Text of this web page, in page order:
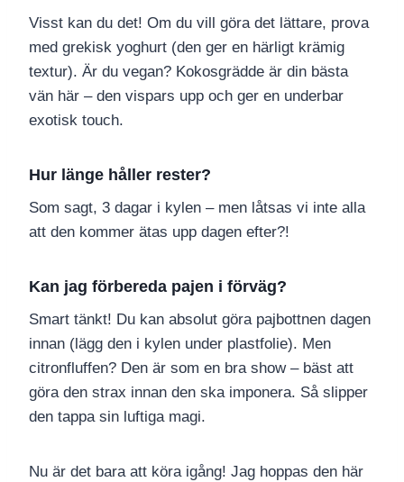
Visst kan du det! Om du vill göra det lättare, prova
med grekisk yoghurt (den ger en härligt krämig
textur). Är du vegan? Kokosgrädde är din bästa
vän här – den vispars upp och ger en underbar
exotisk touch.
Hur länge håller rester?
Som sagt, 3 dagar i kylen – men låtsas vi inte alla
att den kommer ätas upp dagen efter?!
Kan jag förbereda pajen i förväg?
Smart tänkt! Du kan absolut göra pajbottnen dagen
innan (lägg den i kylen under plastfolie). Men
citronfluffen? Den är som en bra show – bäst att
göra den strax innan den ska imponera. Så slipper
den tappa sin luftiga magi.
Nu är det bara att köra igång! Jag hoppas den här